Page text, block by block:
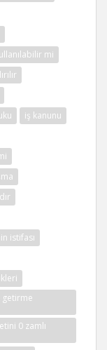
mi
iş kanunu
istifası
getirme
0 zamlı